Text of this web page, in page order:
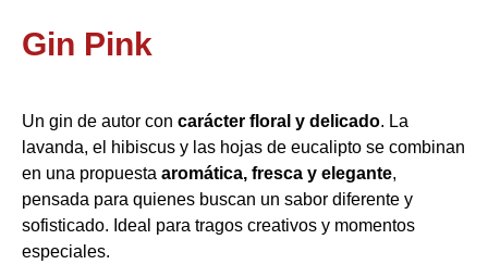
Gin Pink
Un gin de autor con carácter floral y delicado. La
lavanda, el hibiscus y las hojas de eucalipto se combinan
en una propuesta aromática, fresca y elegante,
pensada para quienes buscan un sabor diferente y
sofisticado. Ideal para tragos creativos y momentos
especiales.